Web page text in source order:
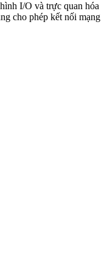
I/O và trực quan hóa
cho phép kết nối mạng